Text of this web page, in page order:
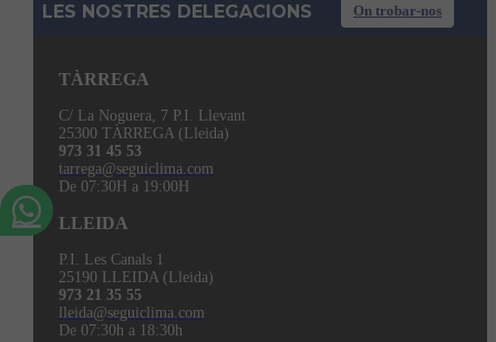
LES NOSTRES DELEGACIONS On trobar-nos
TÀRREGA
C/ La Noguera, 7 P.I. Llevant
25300 TÀRREGA (Lleida)
973 31 45 53
tarrega@seguiclima.com
De 07:30H a 19:00H
LLEIDA
P.I. Les Canals 1
25190 LLEIDA (Lleida)
973 21 35 55
lleida@seguiclima.com
De 07:30h a 18:30h